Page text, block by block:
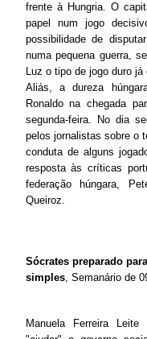
frente à Hungria. O
papel num jogo
possibilidade de
numa pequena guerra,
Luz o tipo de jogo duro
Aliás, a dureza
Ronaldo na chegada
segunda-feira. No dia
pelos jornalistas sobre o
conduta de alguns
resposta às críticas
federação húngara,
Queiroz.
Sócrates preparado
simples, Semanário de
Manuela Ferreira